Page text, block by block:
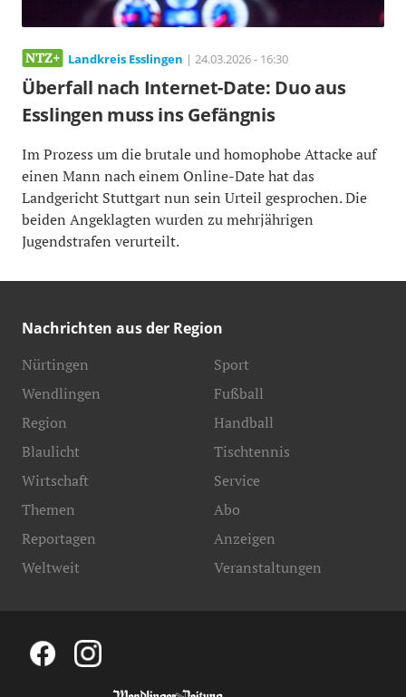
Landkreis Esslingen | 24.03.2026 - 16:30
Überfall nach Internet-Date: Duo aus
Esslingen muss ins Gefängnis
Im Prozess um die brutale und homophobe Attacke auf
einen Mann nach einem Online-Date hat das
Landgericht Stuttgart nun sein Urteil gesprochen. Die
beiden Angeklagten wurden zu mehrjährigen
Jugendstrafen verurteilt.
Nachrichten aus der Region
Nürtingen
Wendlingen
Region
Blaulicht
Sport
Fußball
Handball
Tischtennis
Wirtschaft
Themen
Reportagen
Weltweit
Service
Abo
Anzeigen
Veranstaltungen